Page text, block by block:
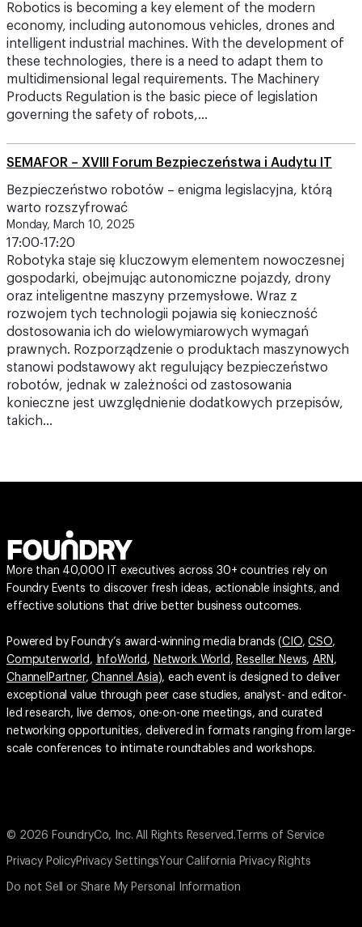
Robotics is becoming a key element of the modern
economy, including autonomous vehicles, drones and
intelligent industrial machines. With the development of
these technologies, there is a need to adapt them to
multidimensional legal requirements. The Machinery
Products Regulation is the basic piece of legislation
governing the safety of robots,…
SEMAFOR – XVIII Forum Bezpieczeństwa i Audytu IT
Bezpieczeństwo robotów – enigma legislacyjna, którą
warto rozszyfrować
Monday, March 10, 2025
17:00-17:20
Robotyka staje się kluczowym elementem nowoczesnej
gospodarki, obejmując autonomiczne pojazdy, drony
oraz inteligentne maszyny przemysłowe. Wraz z
rozwojem tych technologii pojawia się konieczność
dostosowania ich do wielowymiarowych wymagań
prawnych. Rozporządzenie o produktach maszynowych
stanowi podstawowy akt regulujący bezpieczeństwo
robotów, jednak w zależności od zastosowania
konieczne jest uwzględnienie dodatkowych przepisów,
takich…
More than 40,000 IT executives across 30+ countries rely on
Foundry Events to discover fresh ideas, actionable insights, and
effective solutions that drive better business outcomes.
Powered by Foundry’s award-winning media brands (CIO,CSO,
Computerworld , InfoWorld , Network World , Reseller News,ARN ,
ChannelPartner,Channel Asia), each event is designed to deliver
exceptional value through peer case studies, analyst- and editor-
led research, live demos, one-on-one meetings, and curated
networking opportunities, delivered in formats ranging from large-
scale conferences to intimate roundtables and workshops.
© 2026 FoundryCo, Inc. All Rights Reserved. Terms of Service
Privacy PolicyPrivacy SettingsYour California Privacy Rights
Do not Sell or Share My Personal Information